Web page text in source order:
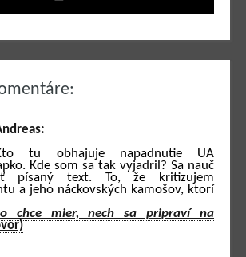
tu obhajuje napadnutie UA
Kde som sa tak vyjadril? Sa nauč
písaný text. To, že kritizujem
a jeho náckovských kamošov, ktorí
chce mier, nech sa pripraví na